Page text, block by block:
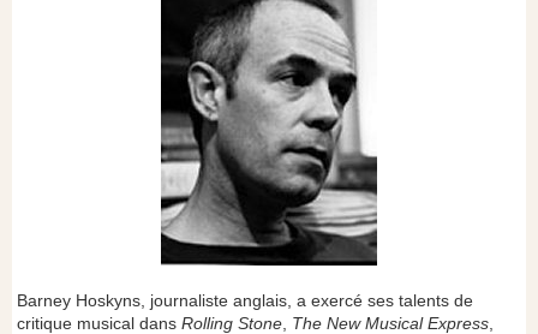
Barney Hoskyns, journaliste anglais, a exercé ses talents de
critique musical dansRolling Stone The New Musical Express